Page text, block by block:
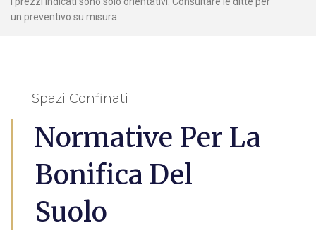
un preventivo su misura
Spazi Confinati
Normative Per La
Bonifica Del
Suolo